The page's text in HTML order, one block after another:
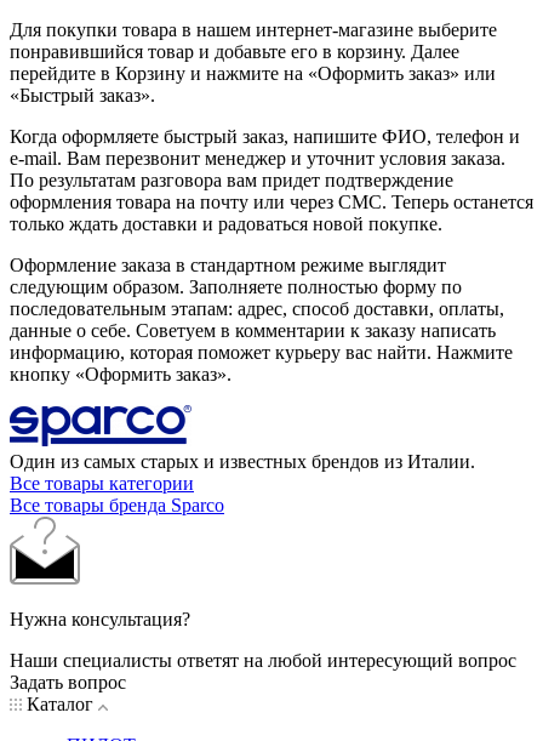
Для покупки товара в нашем интернет-магазине выберите
понравившийся товар и добавьте его в корзину. Далее
перейдите в Корзину и нажмите на «Оформить заказ» или
«Быстрый заказ».
Когда оформляете быстрый заказ, напишите ФИО, телефон и
e-mail. Вам перезвонит менеджер и уточнит условия заказа.
По результатам разговора вам придет подтверждение
оформления товара на почту или через СМС. Теперь останется
только ждать доставки и радоваться новой покупке.
Оформление заказа в стандартном режиме выглядит
следующим образом. Заполняете полностью форму по
последовательным этапам: адрес, способ доставки, оплаты,
данные о себе. Советуем в комментарии к заказу написать
информацию, которая поможет курьеру вас найти. Нажмите
кнопку «Оформить заказ».
Один из самых старых и известных брендов из Италии.
Все товары категории
Все товары бренда Sparco
Нужна консультация?
Наши специалисты ответят на любой интересующий вопрос
Задать вопрос
Каталог